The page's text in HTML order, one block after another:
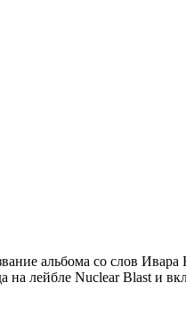
альбома со слов Ивара
на лейбле Nuclear Blast и